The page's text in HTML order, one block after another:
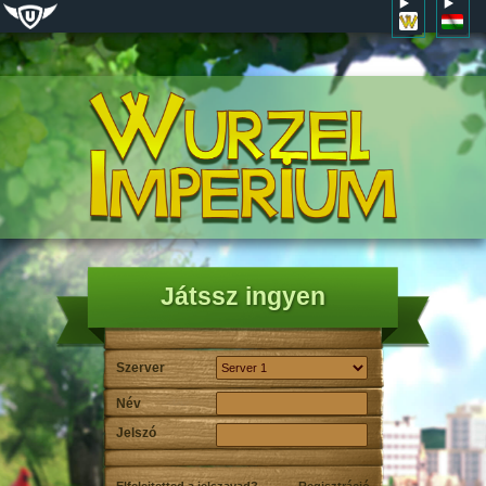
Játssz ingyen
Szerver
Név
Jelszó